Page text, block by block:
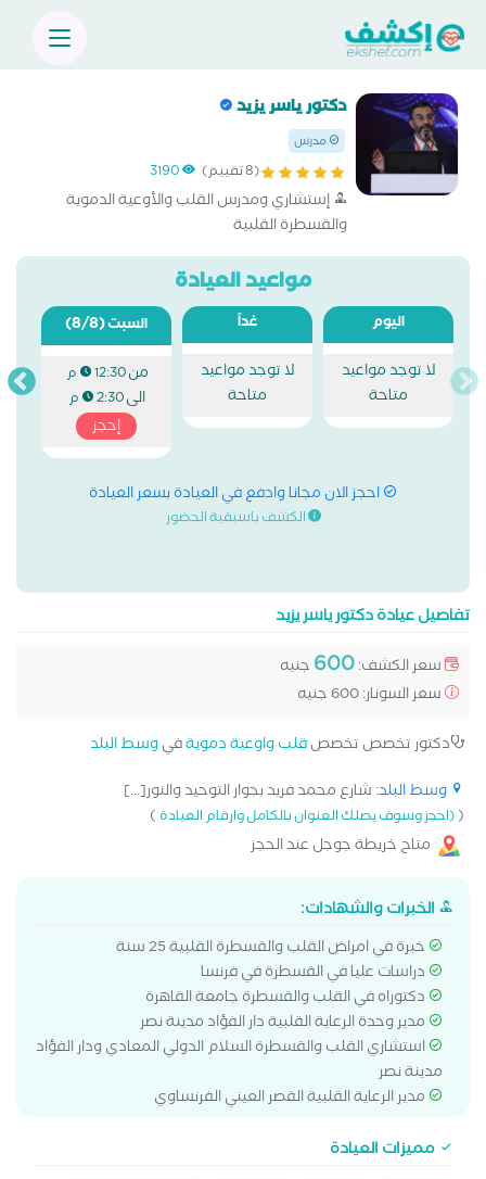
دكتور ياسر يزيد
مدرس
(8 تقييم) 3190
إستشاري ومدرس القلب والأوعية الدموية
والقسطرة القلبية
مواعيد العيادة
اليوم
لا توجد مواعيد
متاحة
غداً
لا توجد مواعيد
متاحة
السبت(8/8)
من12:30 م
الى2:30 م
إحجز
احجز الان مجانا وادفع في العيادة بسعر العيادة
الكشف باسبقية الحضور
تفاصيل عيادة دكتور ياسر يزيد
سعر الكشف:600 جنيه
سعر السونار: 600 جنيه
دكتور تخصص تخصصقلب واوعية دمويةفيوسط البلد
وسط البلد: شارع محمد فريد بجوار التوحيد والنور[...]
((احجز وسوف يصلك العنوان بالكامل وارقام العيادة)
متاح خريطة جوجل عند الحجز
الخبرات والشهادات:
خبرة في امراض القلب والقسطرة القلبية 25 سنة
دراسات عليا في القسطرة في فرنسا
دكتوراه في القلب والقسطرة جامعة القاهرة
مدير وحدة الرعاية القلبية دار الفؤاد مدينة نصر
استشاري القلب والقسطرة السلام الدولي المعادي ودار الفؤاد
مدينة نصر
مدير الرعاية القلبية القصر العيني الفرنساوي
مميزات العيادة